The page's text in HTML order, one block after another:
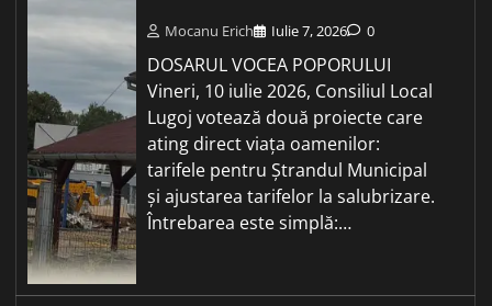
Mocanu Erich Iulie 7, 2026 0
DOSARUL VOCEA POPORULUI
Vineri, 10 iulie 2026, Consiliul Local
Lugoj votează două proiecte care
ating direct viața oamenilor:
tarifele pentru Ștrandul Municipal
și ajustarea tarifelor la salubrizare.
Întrebarea este simplă:…